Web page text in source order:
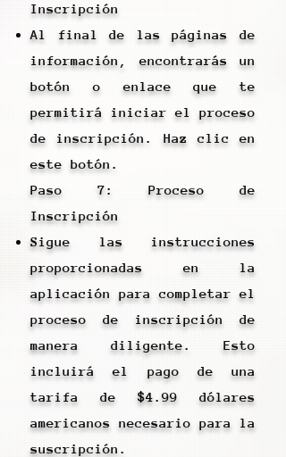
Inscripción
Al final de las páginas de
información, encontrarás un
botón o enlace que te
permitirá iniciar el proceso
de inscripción. Haz clic en
este botón.
Paso 7: Proceso de
Inscripción
Sigue las instrucciones
proporcionadas en la
aplicación para completar el
proceso de inscripción de
manera diligente. Esto
incluirá el pago de una
tarifa de $4.99 dólares
americanos necesario para la
suscripción.